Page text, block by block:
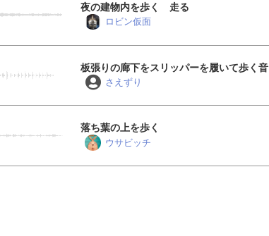
夜の建物内を歩く 走る
ロビン仮面
板張りの廊下をスリッパーを履いて歩く音
さえずり
落ち葉の上を歩く
ウサビッチ